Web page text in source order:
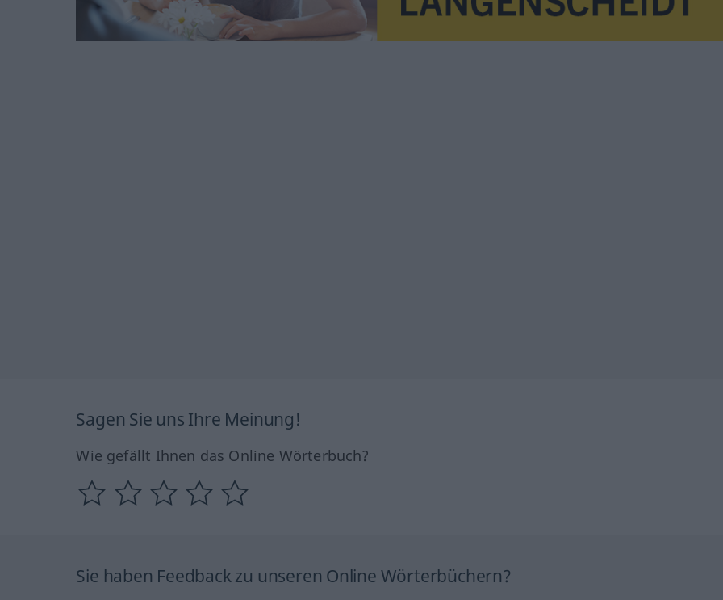
Sagen Sie uns Ihre Meinung!
Wie gefällt Ihnen das Online Wörterbuch?
Sie haben Feedback zu unseren Online Wörterbüchern?